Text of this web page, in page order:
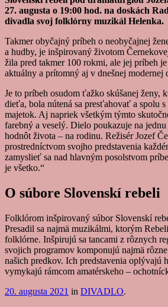
27. augusta o 19:00 hod. na doskách
divadla svoj folklórny muzikál Helenka.
Takmer obyčajný príbeh o neobyčajnej
a hudby, je inšpirovaný životom
žila pred takmer 100 rokmi, ale jej príbeh
aktuálny a prítomný aj v dnešnej modernej
Je to príbeh osudom ťažko skúšanej ženy,
dieťa, bola nútená sa presťahovať a spolu
majetok. Aj napriek všetkým týmto
farebný a veselý. Dielo poukazuje na
hodnôt života – na rodinu. Režisér Jozef
prostredníctvom svojho predstavenia
zamyslieť sa nad hlavným posolstvom
je všetko.“
O súbore Slovenskí rebeli
Folklórom inšpirovaný súbor Slovenskí
Presadil sa najmä muzikálmi, ktorým
folklórne. Inšpirujú sa tancami z rôznych
svojich programov komponujú najmä
našich predkov. Ich predstavenia oplývajú
vymykajú rámcom amatérskeho –
20. augusta 2021 in DIVADLO.